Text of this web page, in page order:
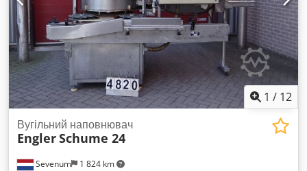
1 / 12
Sevenum 1 824 km
Вугільний наповнювач
EnglerSchume 24